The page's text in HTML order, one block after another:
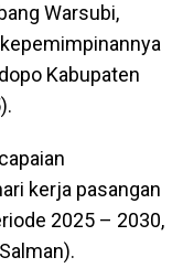
Warsubi,
Kabupaten
kerja pasangan
2025 – 2030,